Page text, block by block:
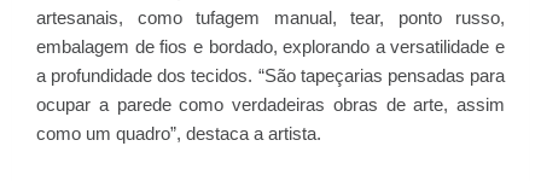
artesanais, como tufagem manual, tear, ponto russo,
embalagem de fios e bordado, explorando a versatilidade e
a profundidade dos tecidos. “São tapeçarias pensadas para
ocupar a parede como verdadeiras obras de arte, assim
como um quadro”, destaca a artista.